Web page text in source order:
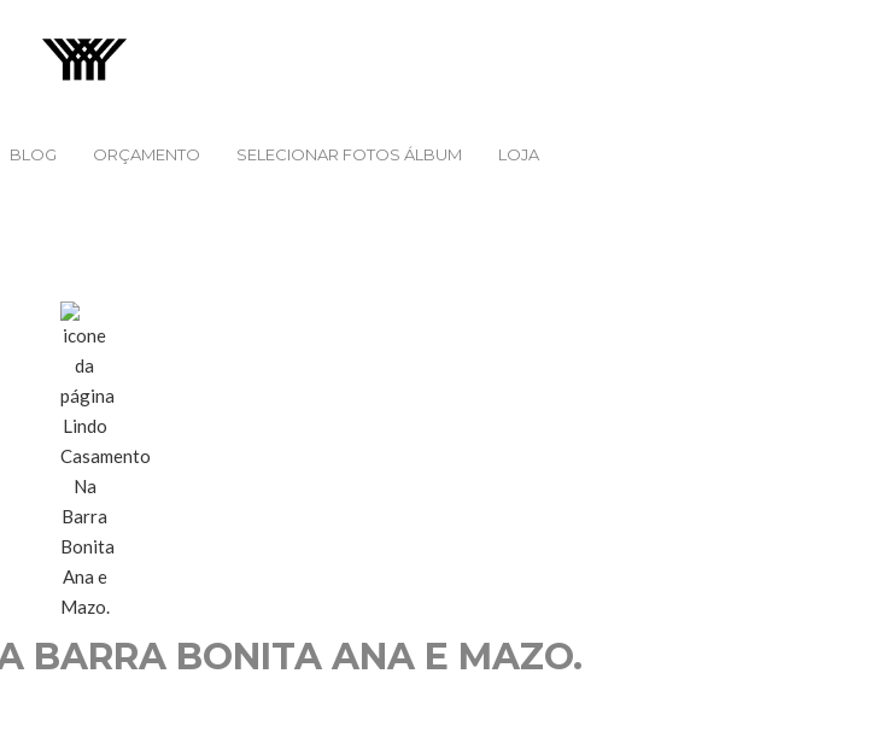
BLOG ORÇAMENTO SELECIONAR FOTOS ÁLBUM LOJA
BARRA BONITA ANA E MAZO.